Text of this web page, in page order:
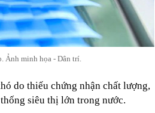
Ảnh minh họa - Dân trí.
do thiếu chứng nhận chất lượng,
siêu thị lớn trong nước.